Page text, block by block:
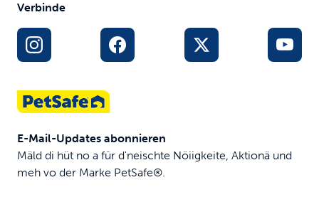
Verbinde
E-Mail-Updates abonnieren
Mäld di hüt no a für d'neischte Nöiigkeite, Aktionä und
meh vo der Marke PetSafe®.